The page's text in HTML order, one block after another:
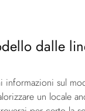
dalle
informazioni sul
un locale